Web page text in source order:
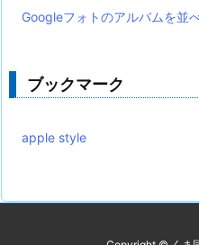
Googleフォトのアルバムを並
ブックマーク
apple style